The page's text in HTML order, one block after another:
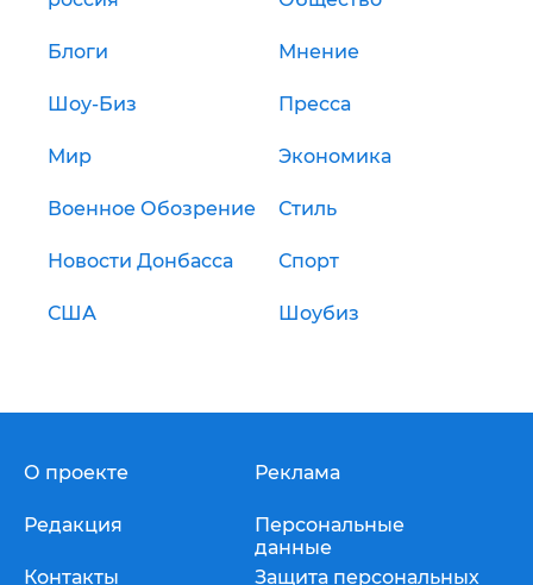
Блоги Мнение
Шоу-Биз Пресса
Мир Экономика
Военное Обозрение Стиль
Новости Донбасса Спорт
США Шоубиз
О проекте
Редакция
Контакты
Реклама
Персональные
данные
Защита персональных